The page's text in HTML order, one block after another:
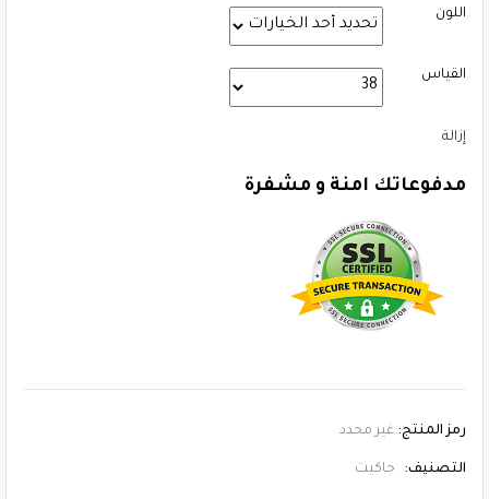
اللون
القياس
إزالة
مدفوعاتك امنة و مشفرة
رمز المنتج: غير محدد
التصنيف: جاكيت